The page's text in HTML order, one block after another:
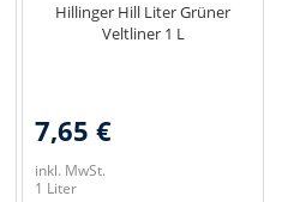
Hillinger Hill Liter Grüner
Veltliner 1 L
7,65 €
inkl. MwSt.
1 Liter